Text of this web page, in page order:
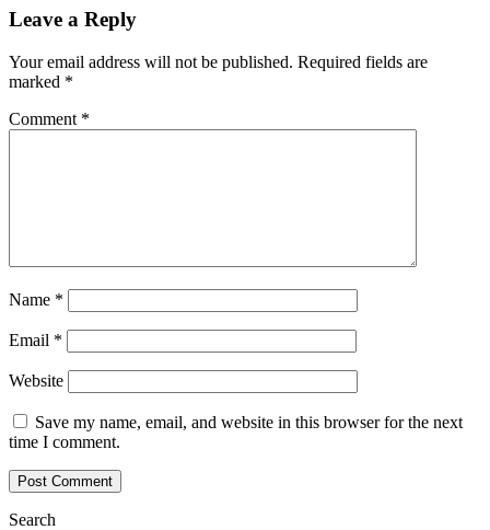
Leave a Reply
Your email address will not be published. Required fields are
marked *
Comment *
Name *
Email *
Website
Save my name, email, and website in this browser for the next
time I comment.
Search